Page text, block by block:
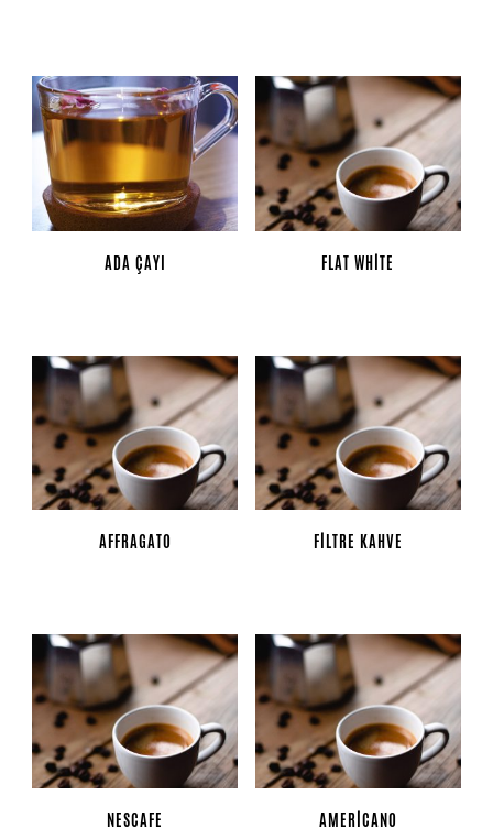
ADA ÇAYI FLAT WHITE
AFFRAGATO FILTRE KAHVE
NESCAFE AMERICANO